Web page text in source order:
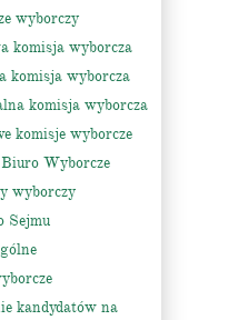
wyborczy
komisja wyborcza
komisja wyborcza
komisja wyborcza
komisje wyborcze
Wyborcze
wyborczy
kandydatów na